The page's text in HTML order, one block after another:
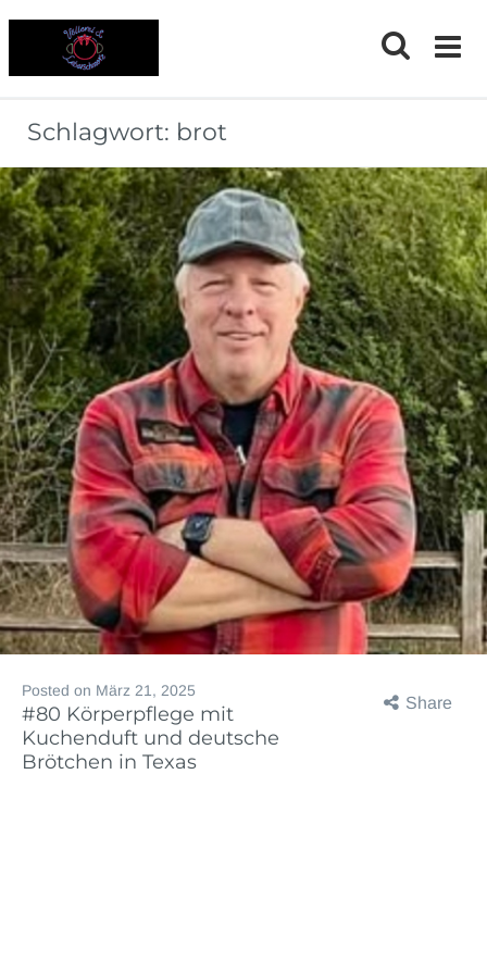
Schlagwort: brot
Share
Posted on März 21, 2025
#80 Körperpflege mit
Kuchenduft und deutsche
Brötchen in Texas